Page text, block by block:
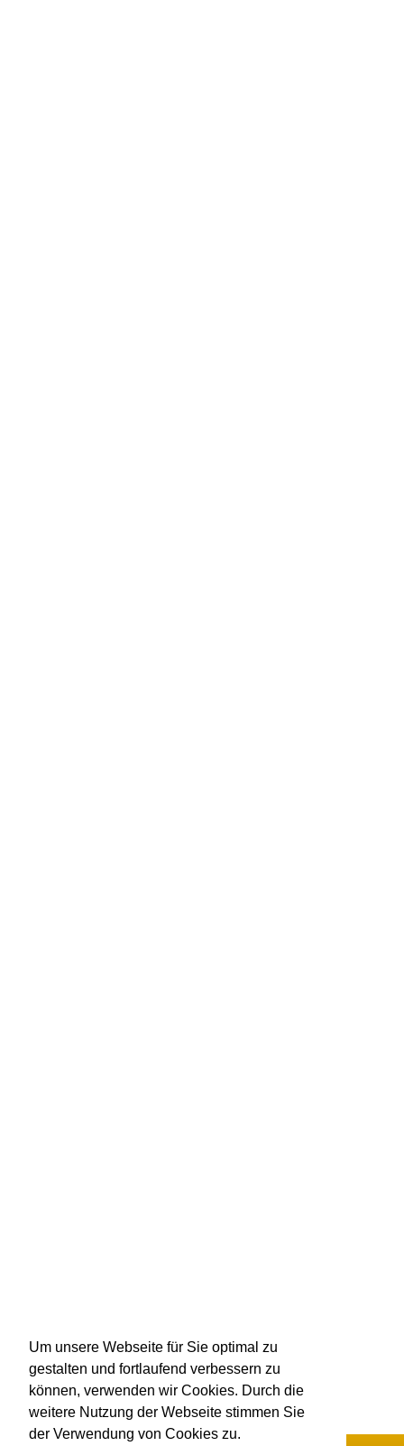
Um unsere Webseite für Sie optimal zu
gestalten und fortlaufend verbessern zu
können, verwenden wir Cookies. Durch die
weitere Nutzung der Webseite stimmen Sie
der Verwendung von Cookies zu.